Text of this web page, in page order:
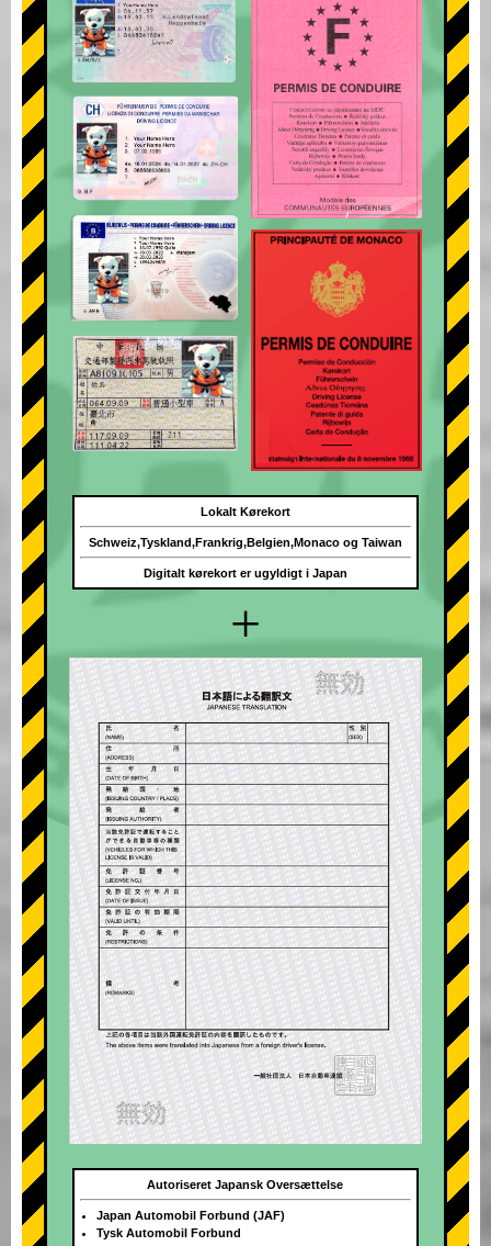
+
Lokalt Kørekort
Schweiz,Tyskland,Frankrig,Belgien,Monaco og Taiwan
Digitalt kørekort er ugyldigt i Japan
Autoriseret Japansk Oversættelse
Japan Automobil Forbund (JAF)
Tysk Automobil Forbund